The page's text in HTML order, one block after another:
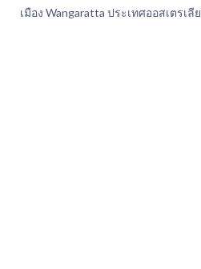
เมือง Wangaratta ประเทศออสเตรเลีย